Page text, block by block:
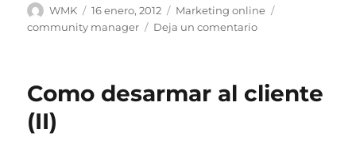
Autor
WMK
Publicado
el
16 enero, 2012 Categorías
Marketing online
community manager
Deja un comentarioen
un
Como desarmar al cliente
(II)